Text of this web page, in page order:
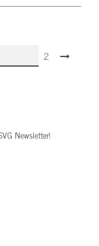
2
Newsletter!